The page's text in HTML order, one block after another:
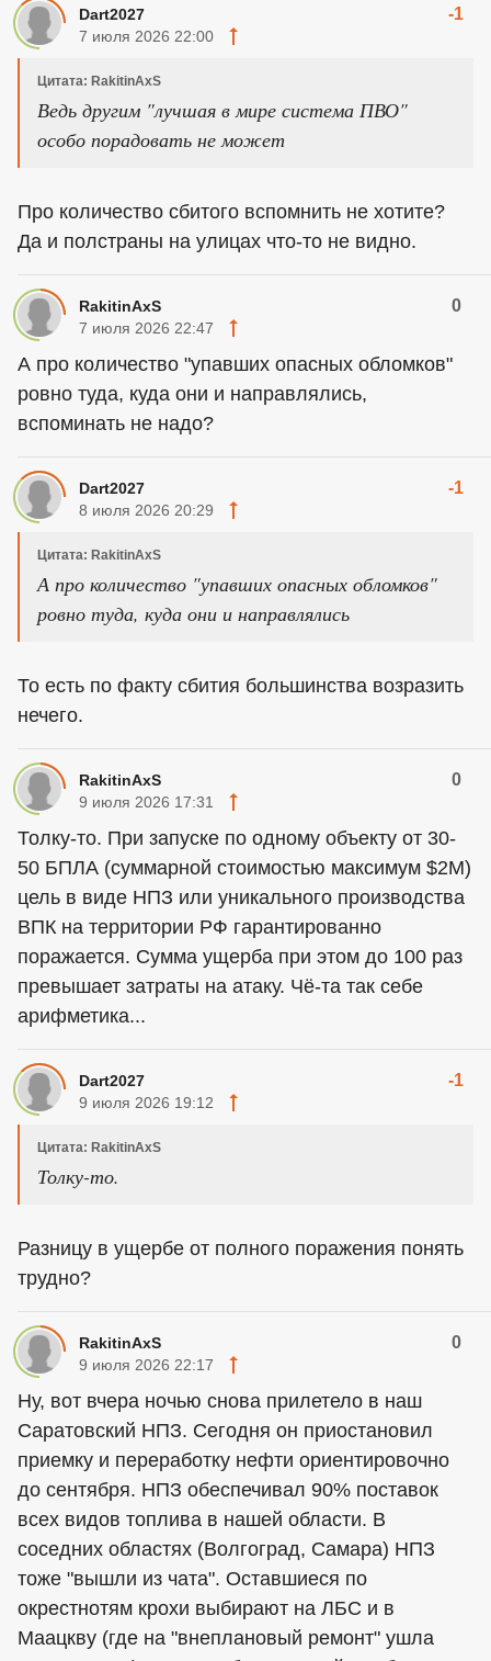
Dart2027 -1
7 июля 2026 22:00
Цитата: RakitinAxS
Ведь другим "лучшая в мире система ПВО"
особо порадовать не может
Про количество сбитого вспомнить не хотите?
Да и полстраны на улицах что-то не видно.
RakitinAxS 0
7 июля 2026 22:47
А про количество "упавших опасных обломков"
ровно туда, куда они и направлялись,
вспоминать не надо?
Dart2027 -1
8 июля 2026 20:29
Цитата: RakitinAxS
А про количество "упавших опасных обломков"
ровно туда, куда они и направлялись
То есть по факту сбития большинства возразить
нечего.
RakitinAxS 0
9 июля 2026 17:31
Толку-то. При запуске по одному объекту от 30-
50 БПЛА (суммарной стоимостью максимум $2M)
цель в виде НПЗ или уникального производства
ВПК на территории РФ гарантированно
поражается. Сумма ущерба при этом до 100 раз
превышает затраты на атаку. Чё-та так себе
арифметика...
Dart2027 -1
9 июля 2026 19:12
Цитата: RakitinAxS
Толку-то.
Разницу в ущербе от полного поражения понять
трудно?
RakitinAxS 0
9 июля 2026 22:17
Ну, вот вчера ночью снова прилетело в наш
Саратовский НПЗ. Сегодня он приостановил
приемку и переработку нефти ориентировочно
до сентября. НПЗ обеспечивал 90% поставок
всех видов топлива в нашей области. В
соседних областях (Волгоград, Самара) НПЗ
тоже "вышли из чата". Оставшиеся по
окрестнотям крохи выбирают на ЛБС и в
Маацкву (где на "внеплановый ремонт" ушла